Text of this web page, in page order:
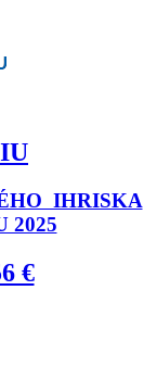
IHRISKA
2025
€